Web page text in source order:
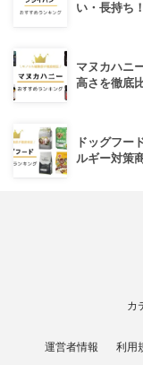
い・長持ち
マヌカハニ
高さを徹底
ドッグフー
ルギー対策
カ
運営者情報 利用